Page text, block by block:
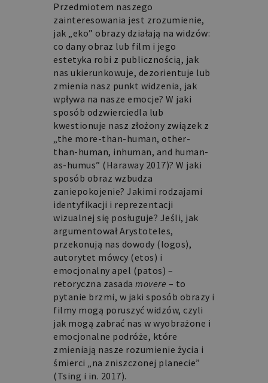
Przedmiotem naszego
zainteresowania jest zrozumienie,
jak „eko” obrazy działają na widzów:
co dany obraz lub film i jego
estetyka robi z publicznością, jak
nas ukierunkowuje, dezorientuje lub
zmienia nasz punkt widzenia, jak
wpływa na nasze emocje? W jaki
sposób odzwierciedla lub
kwestionuje nasz złożony związek z
„the more-than-human, other-
than-human, inhuman, and human-
as-humus” (Haraway 2017)? W jaki
sposób obraz wzbudza
zaniepokojenie? Jakimi rodzajami
identyfikacji i reprezentacji
wizualnej się posługuje? Jeśli, jak
argumentował Arystoteles,
przekonują nas dowody (logos),
autorytet mówcy (etos) i
emocjonalny apel (patos) –
retoryczna zasada movere – to
pytanie brzmi, w jaki sposób obrazy i
filmy mogą poruszyć widzów, czyli
jak mogą zabrać nas w wyobrażone i
emocjonalne podróże, które
zmieniają nasze rozumienie życia i
śmierci „na zniszczonej planecie”
(Tsing i in. 2017).